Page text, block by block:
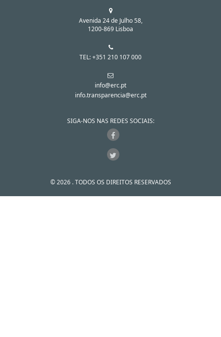
Avenida 24 de Julho 58,
1200-869 Lisboa
TEL: +351 210 107 000
info@erc.pt
info.transparencia@erc.pt
SIGA-NOS NAS REDES SOCIAIS:
© 2026 . TODOS OS DIREITOS RESERVADOS